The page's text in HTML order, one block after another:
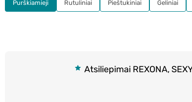
Atsiliepimai REXONA,
Purškiamieji Rutuliniai Pieštukiniai Geliniai